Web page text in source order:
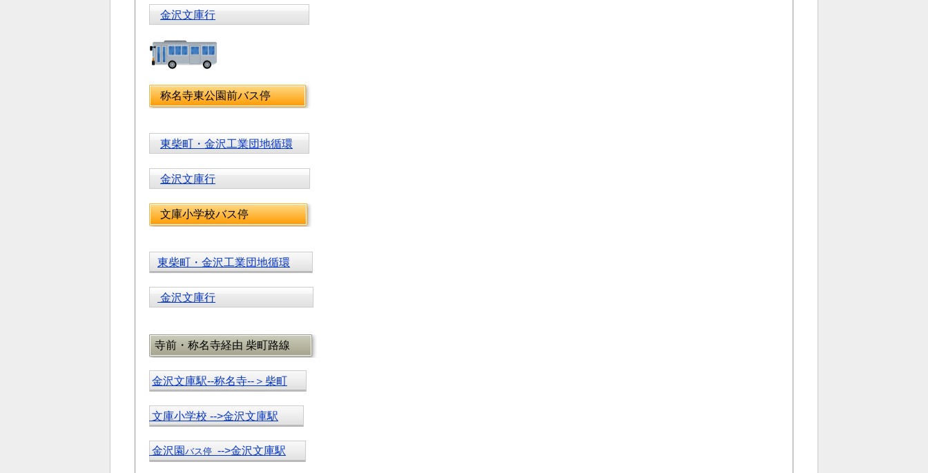
金沢文庫行
称名寺東公園前バス停
東柴町・金沢工業団地循環
金沢文庫行
文庫小学校バス停
東柴町・金沢工業団地循環
金沢文庫行
寺前・称名寺経由 柴町路線
金沢文庫駅--称名寺--＞柴町
文庫小学校 -->金沢文庫駅
金沢園 バス停 -->金沢文庫駅